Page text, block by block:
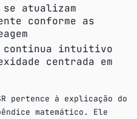
se atualizam
conforme as
continua intuitivo
centrada em
pertence à explicação do
matemático. Ele